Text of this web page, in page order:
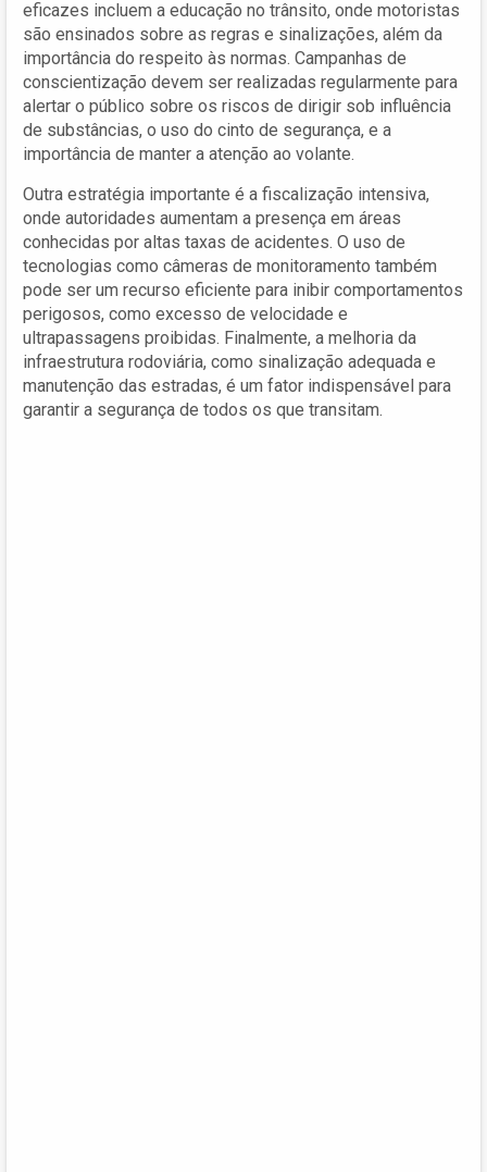
eficazes incluem a educação no trânsito, onde motoristas
são ensinados sobre as regras e sinalizações, além da
importância do respeito às normas. Campanhas de
conscientização devem ser realizadas regularmente para
alertar o público sobre os riscos de dirigir sob influência
de substâncias, o uso do cinto de segurança, e a
importância de manter a atenção ao volante.
Outra estratégia importante é a fiscalização intensiva,
onde autoridades aumentam a presença em áreas
conhecidas por altas taxas de acidentes. O uso de
tecnologias como câmeras de monitoramento também
pode ser um recurso eficiente para inibir comportamentos
perigosos, como excesso de velocidade e
ultrapassagens proibidas. Finalmente, a melhoria da
infraestrutura rodoviária, como sinalização adequada e
manutenção das estradas, é um fator indispensável para
garantir a segurança de todos os que transitam.